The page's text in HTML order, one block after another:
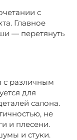
с
Главное
— перетянуть
с различным
для
салона.
не
и плесени.
и стуки.